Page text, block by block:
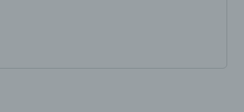
задания, получайте